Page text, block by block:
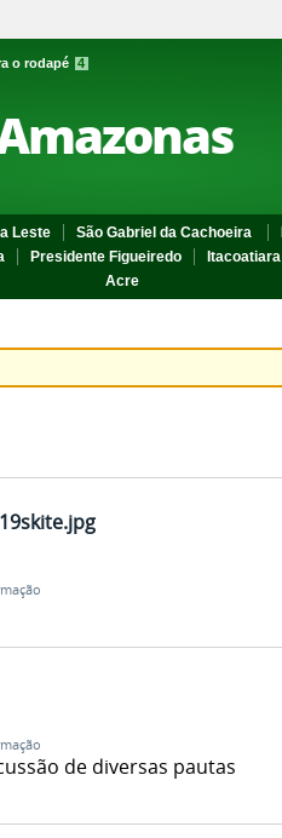
o rodapé 4
Leste São Gabriel da Cachoeira
Presidente Figueiredo Itacoatiara
Acre
de diversas pautas